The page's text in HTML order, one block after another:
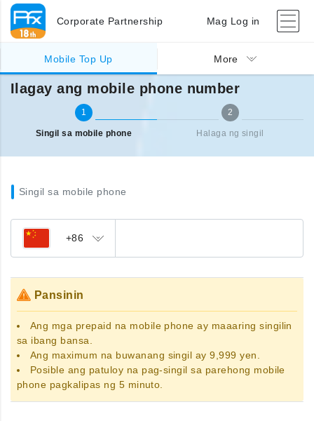
Corporate Partnership Mag Log in
Mobile Top Up More
Singil sa ibang bansa (mobile) Ilagay ang mobile phone number
Ilagay ang mobile phone number
1
Singil sa mobile phone
2
Halaga ng singil
Singil sa mobile phone
+86
Pansinin
Ang mga prepaid na mobile phoneay maaaring singilin
sa ibang bansa.
Ang maximum na buwanang singil ay 9,999 yen.
Posible ang patuloy na pag-singil sa parehong mobile
phone pagkalipas ng 5 minuto.